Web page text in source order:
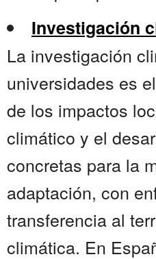
Investigación
La investigación
universidades es
de los impactos
climático y el
concretas para la
adaptación, con
transferencia al
climática. En